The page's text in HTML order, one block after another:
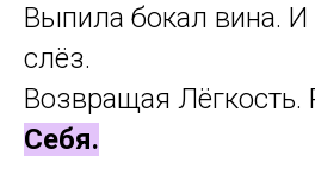
Выпила бокал вина.
слёз.
Возвращая Лёгкость.
Себя.